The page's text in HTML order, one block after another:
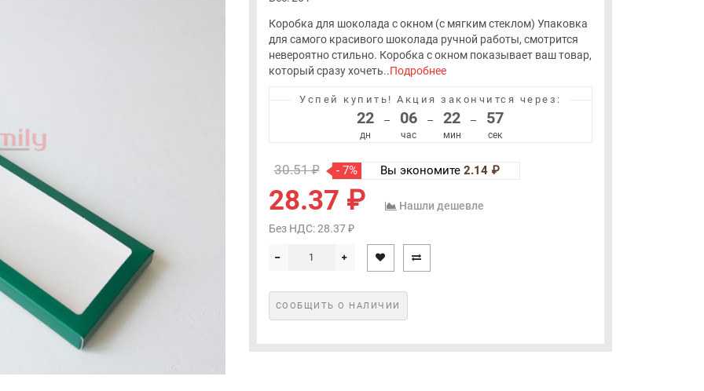
Коробка для шоколада с окном (с мягким стеклом) Упаковка
для самого красивого шоколада ручной работы, смотрится
невероятно стильно. Коробка с окном показывает ваш товар,
который сразу хочеть..Подробнее
Успей купить! Акция закончится через:
22
дн
– 06
час
– 22
мин
– 56
сек
30.51 ₽ - 7% Вы экономите 2.14 ₽
28.37 ₽
Нашли дешевле
Без НДС: 28.37 ₽
СООБЩИТЬ О НАЛИЧИИ